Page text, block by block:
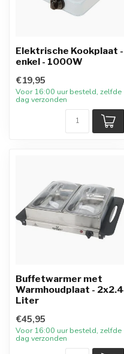
Elektrische Kookplaat -
enkel - 1000W
€19,95
Voor 16:00 uur besteld, zelfde
dag verzonden
Buffetwarmer met
Warmhoudplaat - 2x2.4
Liter
€45,95
Voor 16:00 uur besteld, zelfde
dag verzonden